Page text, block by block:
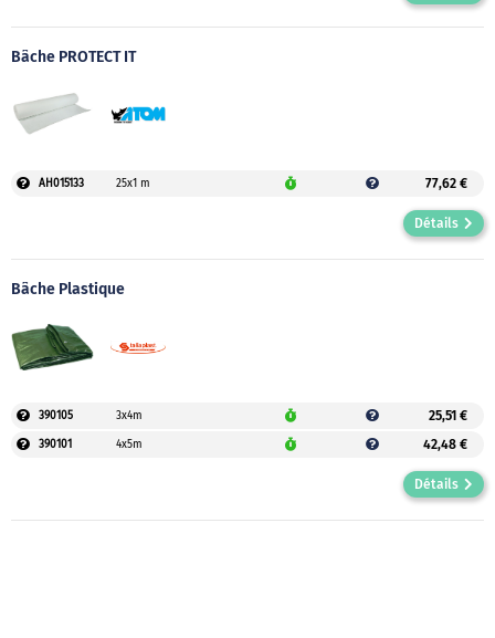
Bâche PROTECT IT
AH015133 25x1 m 77,62 €
Détails
Bâche Plastique
390105 3x4m 25,51 €
390101 4x5m 42,48 €
Détails